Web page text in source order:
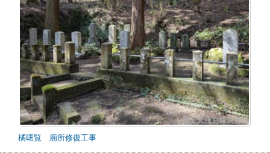
橘曙覧 廟所修復工事